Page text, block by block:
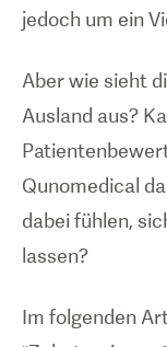
jedoch um ein
Aber wie sieht
Ausland aus?
Qunomedical
dabei fühlen,
lassen?
Im folgenden